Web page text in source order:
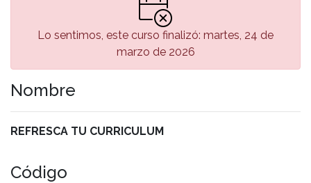
Lo sentimos, este curso finalizó: martes, 24 de
marzo de 2026
Nombre
REFRESCA TU CURRICULUM
Código